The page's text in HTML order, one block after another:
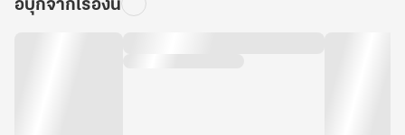
อีบุ๊กจากเรื่องนี้